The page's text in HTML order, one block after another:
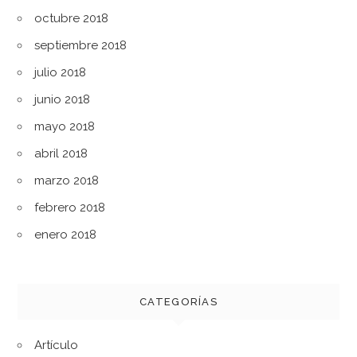
octubre 2018
septiembre 2018
julio 2018
junio 2018
mayo 2018
abril 2018
marzo 2018
febrero 2018
enero 2018
CATEGORÍAS
Artículo